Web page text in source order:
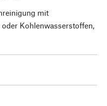
mit
Kohlenwasserstoffen,